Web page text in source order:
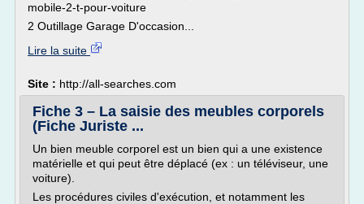
mobile-2-t-pour-voiture
2 Outillage Garage D'occasion...
Lire la suite
Site : http://all-searches.com
Fiche 3 – La saisie des meubles corporels
(Fiche Juriste ...
Un bien meuble corporel est un bien qui a une existence
matérielle et qui peut être déplacé (ex : un téléviseur, une
voiture).
Les procédures civiles d'exécution, et notamment les